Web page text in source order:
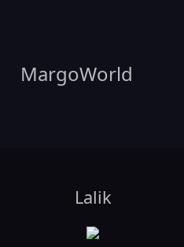
MargoWorld
Lalik